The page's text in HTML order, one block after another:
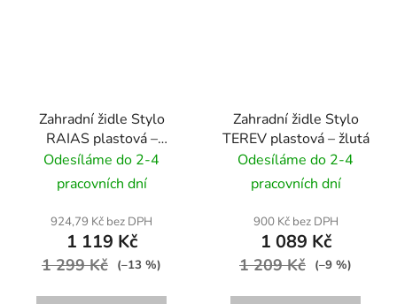
Zahradní židle Stylo
RAIAS plastová –
béžová
Odesíláme do 2-4
pracovních dní
924,79 Kč bez DPH
1 119 Kč
1 299 Kč (–13 %)
Zahradní židle Stylo
TEREV plastová – žlutá
Odesíláme do 2-4
pracovních dní
900 Kč bez DPH
1 089 Kč
1 209 Kč (–9 %)